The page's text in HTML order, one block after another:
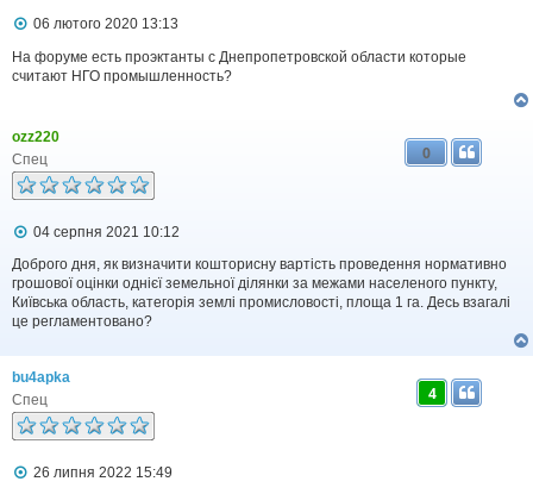
П
в
і
л
е
н
н
06 лютого 2020 13:13
На форуме есть проэктанты с Днепропетровской области которые
считают НГО промышленность?
ozz220
Спец
0
П
в
і
д
м
н
н
я
04 серпня 2021 10:12
Доброго дня, як визначити кошторисну вартість проведення нормативно
грошової оцінки однієї земельної ділянки за межами населеного пункту,
Київська область, категорія землі промисловості, площа 1 га. Десь взагалі
це регламентовано?
bu4apka
Спец
4
П
26 липня 2022 15:49